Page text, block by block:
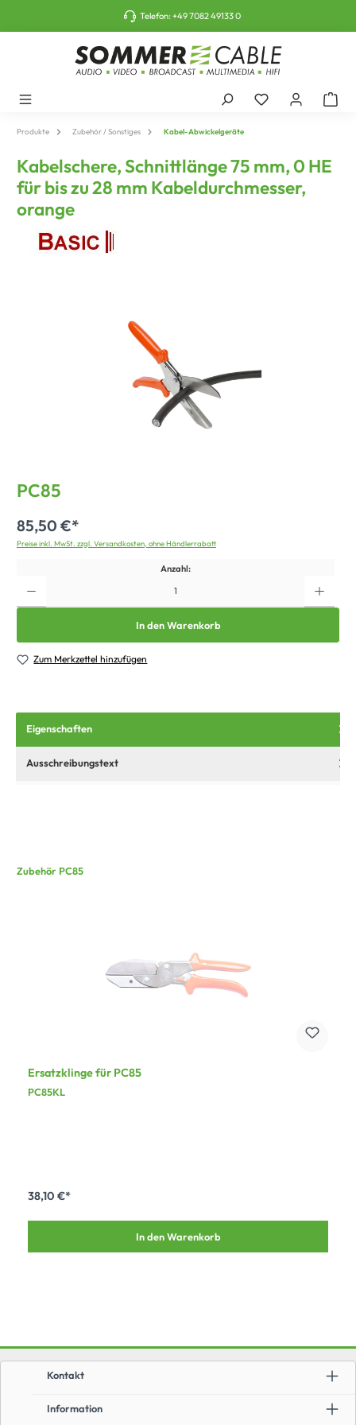
Telefon:+49 7082 49133 0
Produkte Zubehör / Sonstiges Kabel-Abwickelgeräte
Kabelschere, Schnittlänge 75 mm, 0 HE
für bis zu 28 mm Kabeldurchmesser,
orange
PC85
85,50 €*
Preise inkl. MwSt. zzgl. Versandkosten, ohne Händlerrabatt
Anzahl:
In den Warenkorb
Zum Merkzettel hinzufügen
Eigenschaften
Ausschreibungstext
Zubehör PC85
Ersatzklinge für PC85
PC85KL
38,10 €*
In den Warenkorb
Information
Kontakt